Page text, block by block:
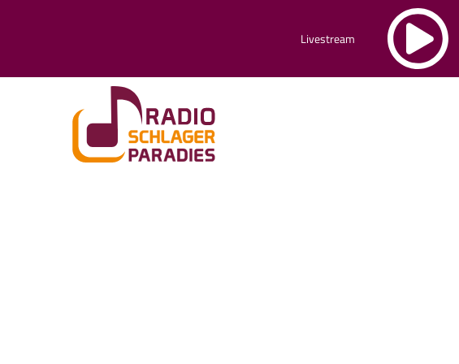
Livestream